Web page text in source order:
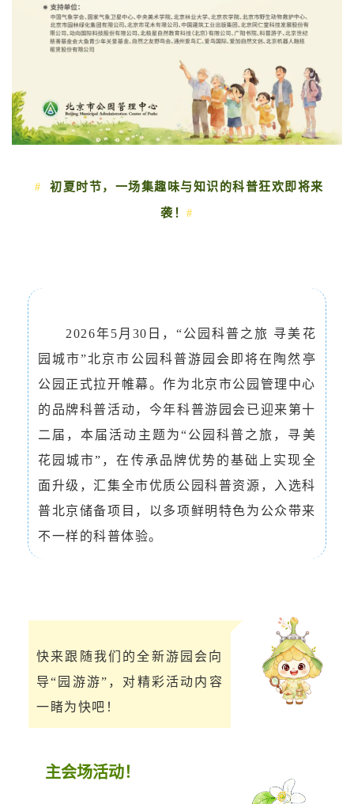
#初夏时节，一场集趣味与知识的科普狂欢即将来
袭！#
2026年5月30日，“公园科普之旅 寻美花
园城市”北京市公园科普游园会即将在陶然亭
公园正式拉开帷幕。作为北京市公园管理中心
的品牌科普活动，今年科普游园会已迎来第十
二届，本届活动主题为“公园科普之旅，寻美
花园城市”，在传承品牌优势的基础上实现全
面升级，汇集全市优质公园科普资源，入选科
普北京储备项目，以多项鲜明特色为公众带来
不一样的科普体验。
快来跟随我们的全新游园会向
导“园游游”，对精彩活动内容
一睹为快吧！
主会场活动！